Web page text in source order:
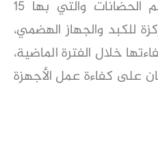
للأطفال المبتسرين بقسم الحضانات والتي بها ١٥
للكبد والجهاز الهضمي،
خلال الفترة الماضية،
على كفاءة عمل الأجهزة